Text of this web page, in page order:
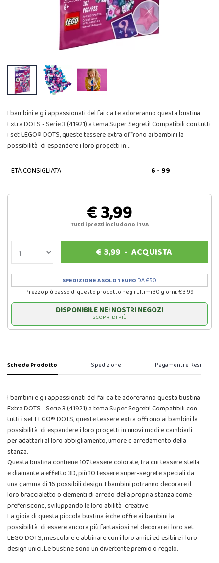
I bambini e gli appassionati del fai da te adoreranno questa bustina
Extra DOTS - Serie 3 (41921) a tema Super Segreti! Compatibili con tutti
i set LEGO® DOTS, queste tessere extra offrono ai bambini la
possibilità di espandere i loro progetti in…
ETÀ CONSIGLIATA 6 - 99
€ 3,99
Tutti i prezzi includono l'IVA
€ 3,99 -ACQUISTA
SPEDIZIONE A SOLO 1 EURO DA €50
Prezzo più basso di questo prodotto negli ultimi 30 giorni: € 3.99
DISPONIBILE NEI NOSTRI NEGOZI
SCOPRI DI PIÙ
Scheda Prodotto Spedizione Pagamenti e Resi
I bambini e gli appassionati del fai da te adoreranno questa bustina
Extra DOTS - Serie 3 (41921) a tema Super Segreti! Compatibili con
tutti i set LEGO® DOTS, queste tessere extra offrono ai bambini la
possibilità di espandere i loro progetti in nuovi modi e cambiarli
per adattarli al loro abbigliamento, umore o arredamento della
stanza.
Questa bustina contiene 107 tessere colorate, tra cui tessere stella
e diamante a effetto 3D, più 10 tessere super-segrete speciali da
una gamma di 16 possibili design. I bambini potranno decorare il
loro braccialetto o elementi di arredo della propria stanza come
preferiscono, sviluppando le loro abilità creative.
La gioia di questa piccola bustina è che offre ai bambini la
possibilità di essere ancora più fantasiosi nel decorare i loro set
LEGO DOTS, mescolare e abbinare con i loro amici ed esibire i loro
design unici. Le bustine sono un divertente premio o regalo.